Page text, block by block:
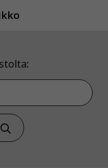
sivustolta